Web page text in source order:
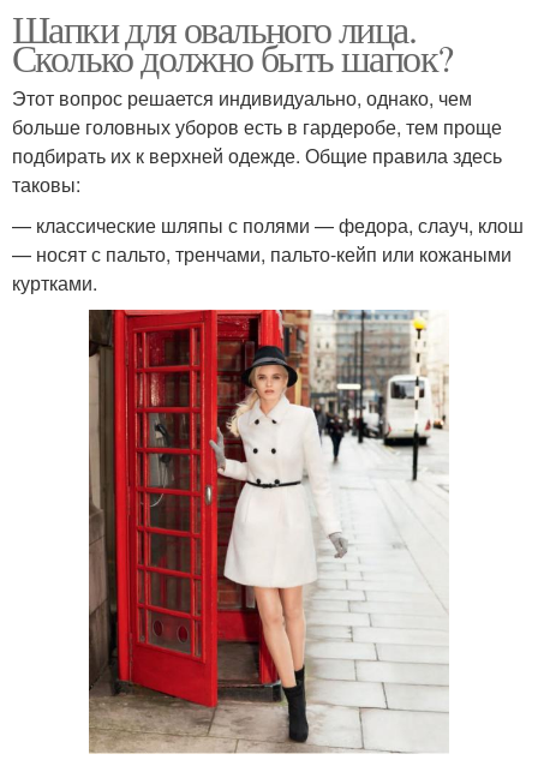
Шапки для овального лица.
Сколько должно быть шапок?
Этот вопрос решается индивидуально, однако, чем
больше головных уборов есть в гардеробе, тем проще
подбирать их к верхней одежде. Общие правила здесь
таковы:
— классические шляпы с полями — федора, слауч, клош
— носят с пальто, тренчами, пальто-кейп или кожаными
куртками.